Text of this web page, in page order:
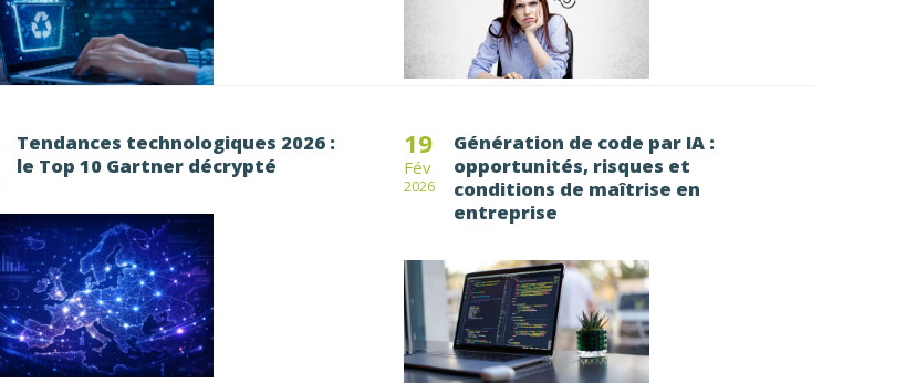
Tendances technologiques 2026 :
le Top 10 Gartner décrypté
19
Fév
2026
Génération de code par IA :
opportunités, risques et
conditions de maîtrise en
entreprise